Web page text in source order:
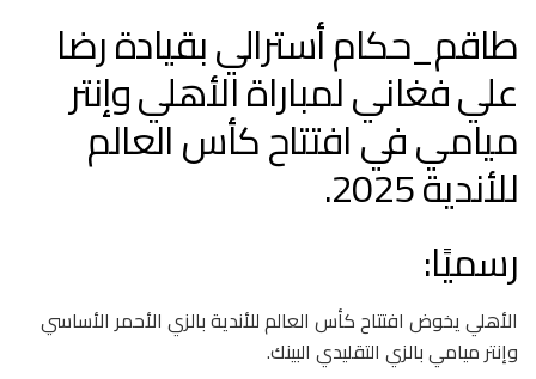
طاقم_حكام أسترالي بقيادة رضا
علي فغاني لمباراة الأهلي وإنتر
ميامي في افتتاح كأس العالم
للأندية 2025.
رسميًا:
الأهلي يخوض افتتاح كأس العالم للأندية بالزي الأحمر الأساسي
وإنتر ميامي بالزي التقليدي البينك.